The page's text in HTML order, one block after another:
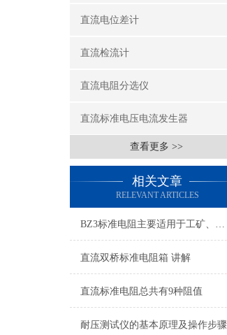
直流电位差计
直流检流计
直流电阻分选仪
直流标准电压电流发生器
查看更多 >>
相关文章
RELEVANT ARTICLES
BZ3标准电阻主要适用于工矿、学校、科研使用
直流双桥标准电阻箱 讲解
直流标准电阻总共有9种阻值
耐压测试仪的基本原理及操作步骤